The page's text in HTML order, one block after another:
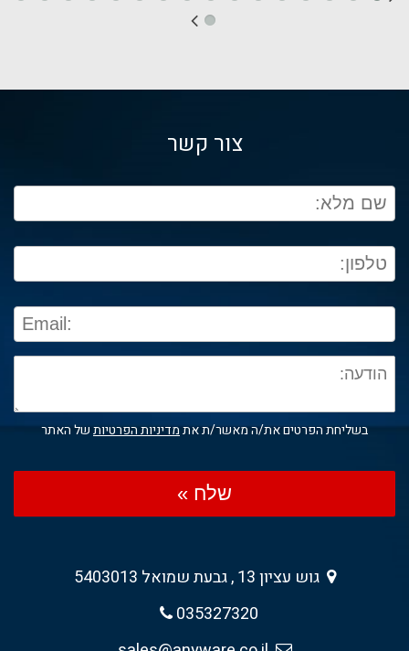
צור קשר
בשליחת הפרטים את/ה מאשר/ת אתמדיניות הפרטיותשל האתר
שלח »
גוש עציון 13 , גבעת שמואל 5403013
035327320